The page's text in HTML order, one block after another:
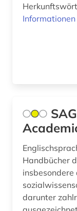
indien (1)
juden (1)
kanada (1)
Informationen
Handbücher
insbesondere
darunter